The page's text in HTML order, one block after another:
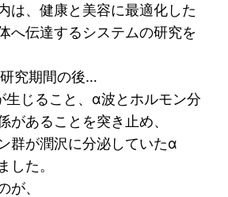
は、健康と美容に最適化した
へ伝達するシステムの研究を
究期間の後…
生じること、α波とホルモン分
があることを突き止め、
群が潤沢に分泌していたα
した。
が、